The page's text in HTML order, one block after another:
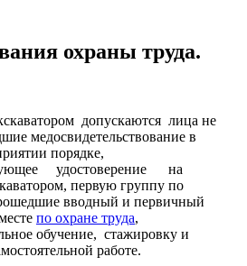
охраны труда.
допускаются лица не
медосвидетельствование в
порядке,
удостоверение на
первую группу по
вводный и первичный
по охране труда,
обучение, стажировку и
работе.